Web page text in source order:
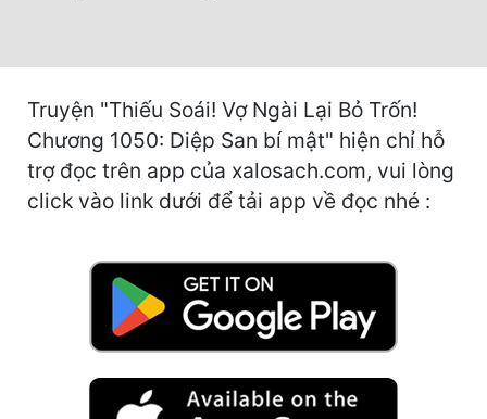
Sủng
Thanh Xuân
Tiểu Thuyết
Truyện "Thiếu Soái! Vợ Ngài Lại Bỏ Trốn!
Chương 1050: Diệp San bí mật" hiện chỉ hỗ
trợ đọc trên app của xalosach.com, vui lòng
click vào link dưới để tải app về đọc nhé :